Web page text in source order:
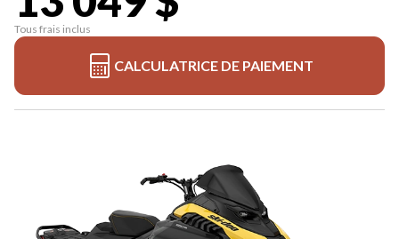
Tous frais inclus
CALCULATRICE DE PAIEMENT